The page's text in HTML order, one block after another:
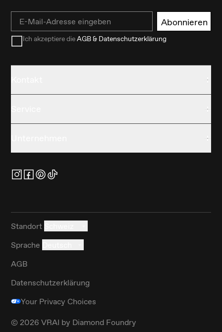
Email Abonnieren
Ich akzeptiere dieAGB & Datenschutzerklärung
Standort
Sprache
AGB
Datenschutzerklärung
Your Privacy Choices
© 2026 VRAI by Diamond Foundry